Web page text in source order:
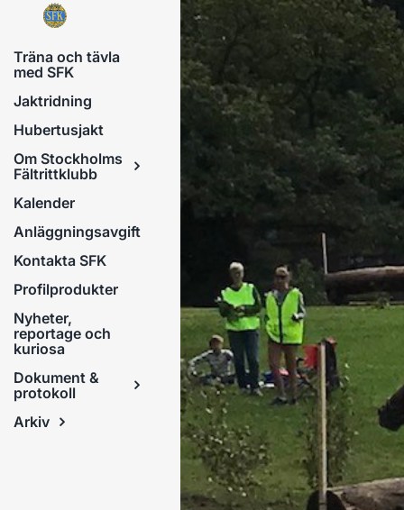
Fortsätt
innehållet
Träna och tävla
med SFK
Jaktridning
Hubertusjakt
Om Stockholms
Fältrittklubb
Kalender
Anläggningsavgift
Kontakta SFK
Profilprodukter
Nyheter,
reportage och
kuriosa
Dokument &
protokoll
Arkiv